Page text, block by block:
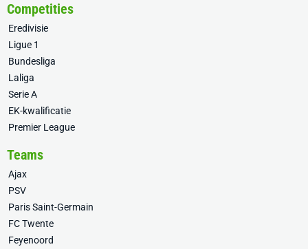
Competities
Eredivisie
Ligue 1
Bundesliga
Laliga
Serie A
EK-kwalificatie
Premier League
Teams
Ajax
PSV
Paris Saint-Germain
FC Twente
Feyenoord